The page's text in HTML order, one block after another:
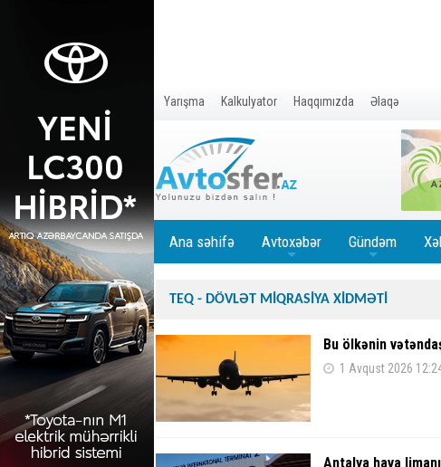
Yarışma Kalkulyator Haqqımızda Əlaqə
Ana səhifə Avtoxəbər Gündəm
TEQ - DÖVLƏT MİQRASİYA XİDMƏTİ
Bu ölkənin
1 Avqust 2026
Antalya hava